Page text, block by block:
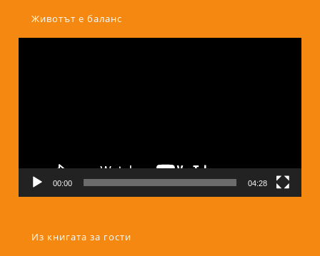
Животът е баланс
00:00 04:28
Из книгата за гости